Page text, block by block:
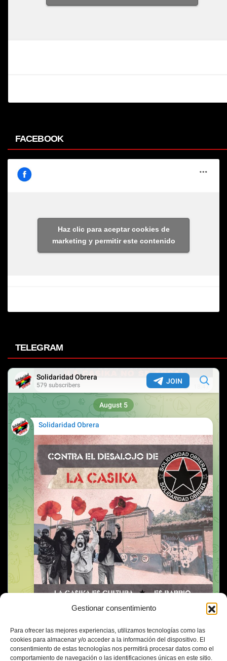
Gestionar consentimiento
Para ofrecer las mejores experiencias, utilizamos tecnologías como las
cookies para almacenar y/o acceder a la información del dispositivo. El
consentimiento de estas tecnologías nos permitirá procesar datos como el
comportamiento de navegación o las identificaciones únicas en este sitio.
FACEBOOK
Haz clic para aceptar cookies de
marketing y permitir este contenido
TELEGRAM